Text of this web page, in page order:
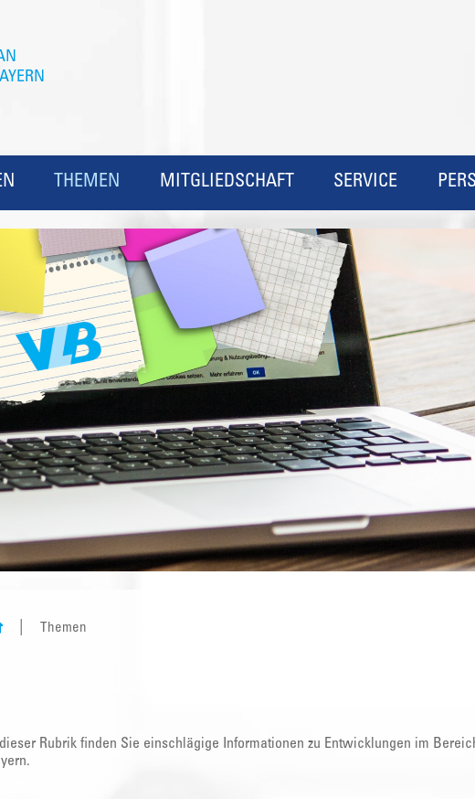
THEMEN MITGLIEDSCHAFT SERVICE
Themen
Rubrik finden Sie einschlägige Informationen zu Entwicklungen im